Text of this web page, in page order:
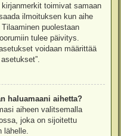
toimivat samaan
ilmoituksen kun aihe
puolestaan
tulee päivitys.
voidaan määrittää
haluamaani aihetta?
aiheen valitsemalla
joka on sijoitettu